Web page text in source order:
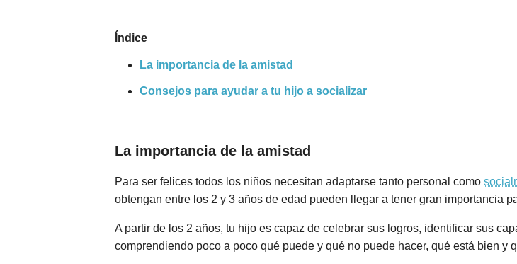
Índice
La importancia de la amistad
Consejos para ayudar a tu hijo a socializar
La importancia de la amistad
Para ser felices todos los niños necesitan adaptarse tanto personal como
obtengan entre los 2 y 3 años de edad pueden llegar a tener gran importancia
A partir de los 2 años, tu hijo es capaz de celebrar sus logros, identificar sus
comprendiendo poco a poco qué puede y qué no puede hacer, qué está bien y